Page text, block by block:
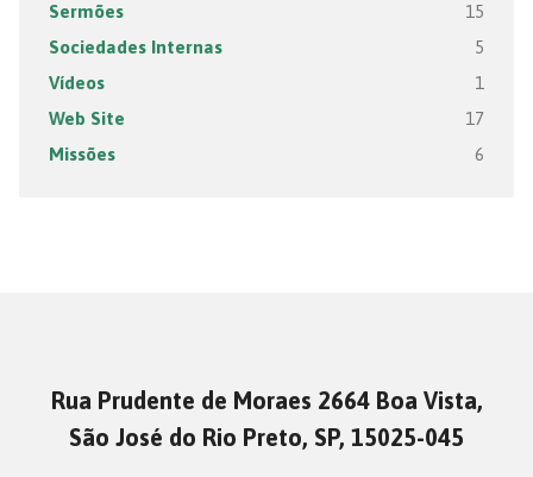
Sermões 15
Sociedades Internas 5
Vídeos 1
Web Site 17
Missões 6
Rua Prudente de Moraes 2664 Boa Vista,
São José do Rio Preto, SP, 15025-045